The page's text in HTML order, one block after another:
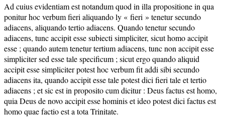
Ad cuius evidentiam est notandum quod in illa propositione in qua
ponitur hoc verbum fieri aliquando ly « fieri » tenetur secundo
adiacens, aliquando tertio adiacens. Quando tenetur secundo
adiacens, tunc accipit esse subiecti simpliciter, sicut homo accipit
esse ; quando autem tenetur tertium adiacens, tunc non accipit esse
simpliciter sed esse tale specificum ; sicut ergo quando aliquid
accipit esse simpliciter potest hoc verbum fit addi sibi secundo
adiacens ita, quando accipit esse tale potest dici fieri tale et tertio
adiacens ; et sic est in proposito cum dicitur : Deus factus est homo,
quia Deus de novo accipit esse hominis et ideo potest dici factus est
homo quae factio est a tota Trinitate.